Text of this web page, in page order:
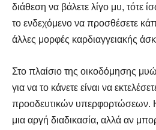
διάθεση να βάλετε λίγο μυ, τότε
το ενδεχόμενο να προσθέσετε
άλλες μορφές καρδιαγγειακής
Στο πλαίσιο της οικοδόμησης
για να το κάνετε είναι να
προοδευτικών υπερφορτώσεων. Η
μια αργή διαδικασία, αλλά αν